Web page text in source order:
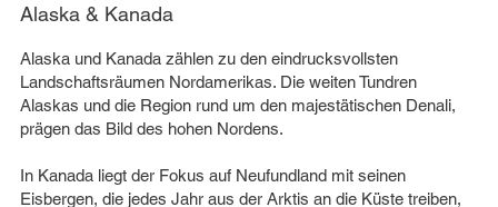
Alaska & Kanada
Alaska und Kanada zählen zu den eindrucksvollsten
Landschaftsräumen Nordamerikas. Die weiten Tundren
Alaskas und die Region rund um den majestätischen Denali,
prägen das Bild des hohen Nordens.
In Kanada liegt der Fokus auf Neufundland mit seinen
Eisbergen, die jedes Jahr aus der Arktis an die Küste treiben,